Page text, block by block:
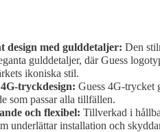
design med gulddetaljer: Den
gulddetaljer, där Guess
ikoniska stil.
tryckdesign: Guess 4G-trycket
som passar alla tillfällen.
och flexibel: Tillverkad i
underlättar installation och